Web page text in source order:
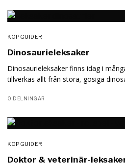
KÖPGUIDER
Dinosaurieleksaker
Dinosaurieleksaker finns idag i
tillverkas allt från stora, gosiga
0 DELNINGAR
KÖPGUIDER
Doktor & veterinär-